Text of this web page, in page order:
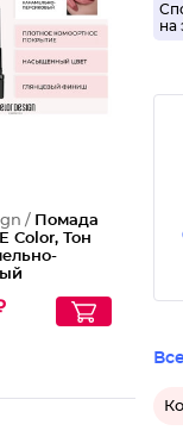
Помада
/ Помада
Color, Тон
на